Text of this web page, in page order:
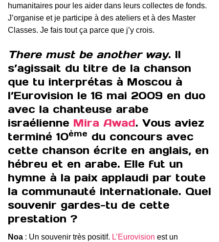
humanitaires pour les aider dans leurs collectes de fonds.
J’organise et je participe à des ateliers et à des Master
Classes. Je fais tout ça parce que j’y crois.
There must be another way. Il
s’agissait du titre de la chanson
que tu interprétas à Moscou à
l’Eurovision le 16 mai 2009 en duo
avec la chanteuse arabe
israélienne Mira Awad. Vous aviez
terminé 10ème du concours avec
cette chanson écrite en anglais, en
hébreu et en arabe. Elle fut un
hymne à la paix applaudi par toute
la communauté internationale. Quel
souvenir gardes-tu de cette
prestation ?
Noa : Un souvenir très positif. L’Eurovision est un